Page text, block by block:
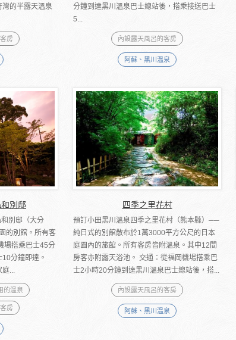
灣的半露天溫泉
房
分鐘到達黑川溫泉巴士總站後，搭乘接送巴士
5...
內設露天風呂的客房
阿蘇、黑川溫泉
別邸
別邸（大分
的別館。所有客
場搭乘巴士45分
10分鐘即達。
庭...
的溫泉
房
四季之里花村
預訂小田黑川溫泉四季之里花村（熊本縣）──
純日式的別館散布於1萬3000平方公尺的日本
庭園內的旅館。所有客房皆附溫泉。其中12間
房客亦附露天浴池。 交通：從福岡機場搭乘巴
士2小時20分鐘到達黑川溫泉巴士總站後，搭...
內設露天風呂的客房
阿蘇、黑川溫泉